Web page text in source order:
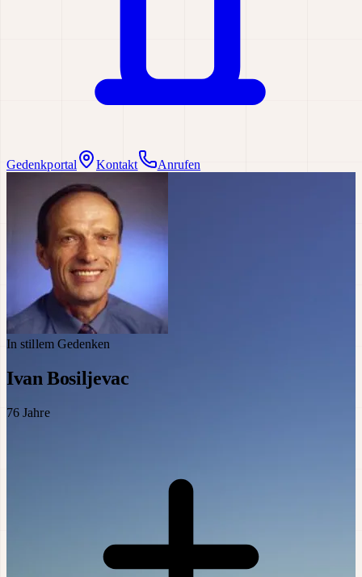
Gedenkportal Kontakt Anrufen
In stillem Gedenken
Ivan Bosiljevac
76 Jahre